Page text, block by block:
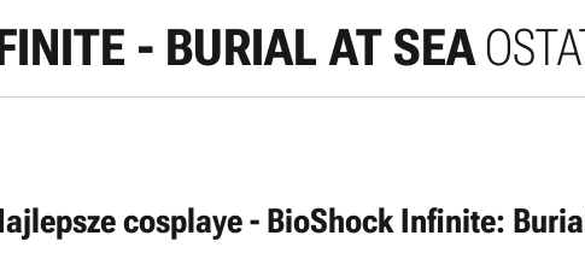
- BURIAL AT SEA
cosplaye - BioShock Infinite: